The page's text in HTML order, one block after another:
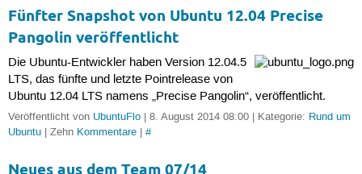
Fünfter Snapshot von Ubuntu 12.04 Precise
Pangolin veröffentlicht
Die Ubuntu-Entwickler haben Version 12.04.5
LTS, das fünfte und letzte Pointrelease von
Ubuntu 12.04 LTS namens „Precise Pangolin“, veröffentlicht.
Veröffentlicht von UbuntuFlo| 8. August 2014 08:00 | Kategorie: Rund um
Ubuntu| Zehn Kommentare| #
Neues aus dem Team 07/14